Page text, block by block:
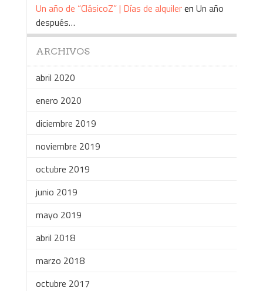
Un año de “ClásicoZ” | Días de alquileren Un año
después…
ARCHIVOS
abril 2020
enero 2020
diciembre 2019
noviembre 2019
octubre 2019
junio 2019
mayo 2019
abril 2018
marzo 2018
octubre 2017